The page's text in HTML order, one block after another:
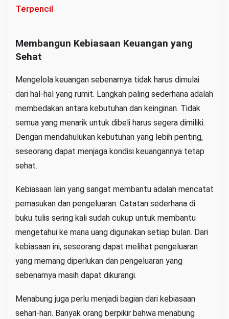
Terpencil
Membangun Kebiasaan Keuangan yang
Sehat
Mengelola keuangan sebenarnya tidak harus dimulai
dari hal-hal yang rumit. Langkah paling sederhana adalah
membedakan antara kebutuhan dan keinginan. Tidak
semua yang menarik untuk dibeli harus segera dimiliki.
Dengan mendahulukan kebutuhan yang lebih penting,
seseorang dapat menjaga kondisi keuangannya tetap
sehat.
Kebiasaan lain yang sangat membantu adalah mencatat
pemasukan dan pengeluaran. Catatan sederhana di
buku tulis sering kali sudah cukup untuk membantu
mengetahui ke mana uang digunakan setiap bulan. Dari
kebiasaan ini, seseorang dapat melihat pengeluaran
yang memang diperlukan dan pengeluaran yang
sebenarnya masih dapat dikurangi.
Menabung juga perlu menjadi bagian dari kebiasaan
sehari-hari. Banyak orang berpikir bahwa menabung